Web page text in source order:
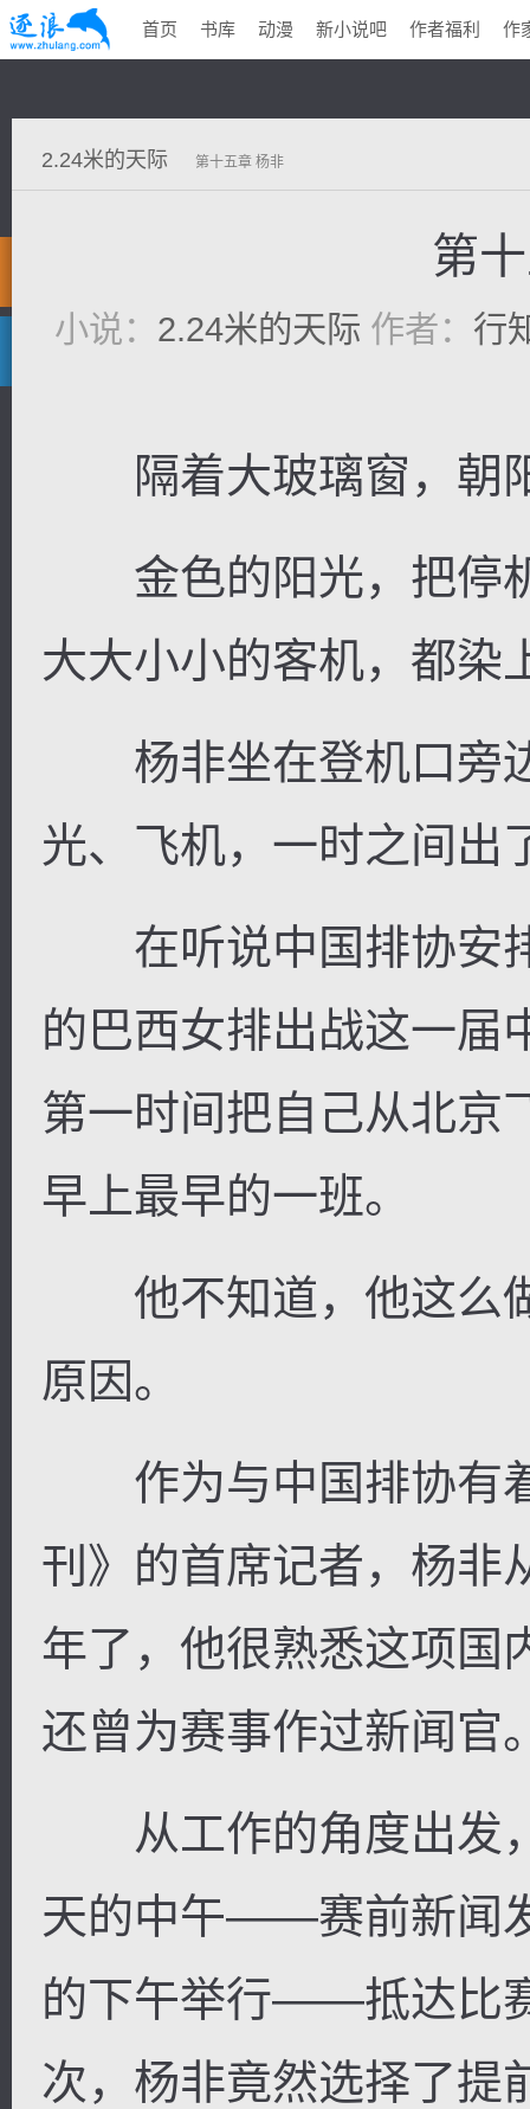
首页 书库 动漫 新小说吧 作者福利 作
2.24米的天际 第十五章 杨非
第
小说： 2.24米的天际 作者： 行
隔着大玻璃窗，朝
金色的阳光，把停
大大小小的客机，都染
杨非坐在登机口旁
光、飞机，一时之间出
在听说中国排协安
的巴西女排出战这一届
第一时间把自己从北京
早上最早的一班。
他不知道，他这么
原因。
作为与中国排协有
刊》的首席记者，杨非
年了，他很熟悉这项国
还曾为赛事作过新闻官
从工作的角度出发
天的中午——赛前新闻
的下午举行——抵达比
次，杨非竟然选择了提